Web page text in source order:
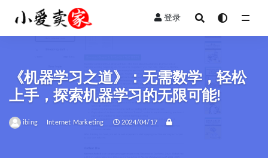
登录
《机器学习之道》：无需数学，轻松
上手，探索机器学习的无限可能!
ibing Internet Marketing 2024/04/17